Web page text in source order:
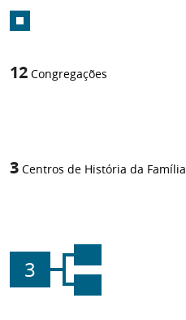
12 Congregações
3 Centros de História da Família
3